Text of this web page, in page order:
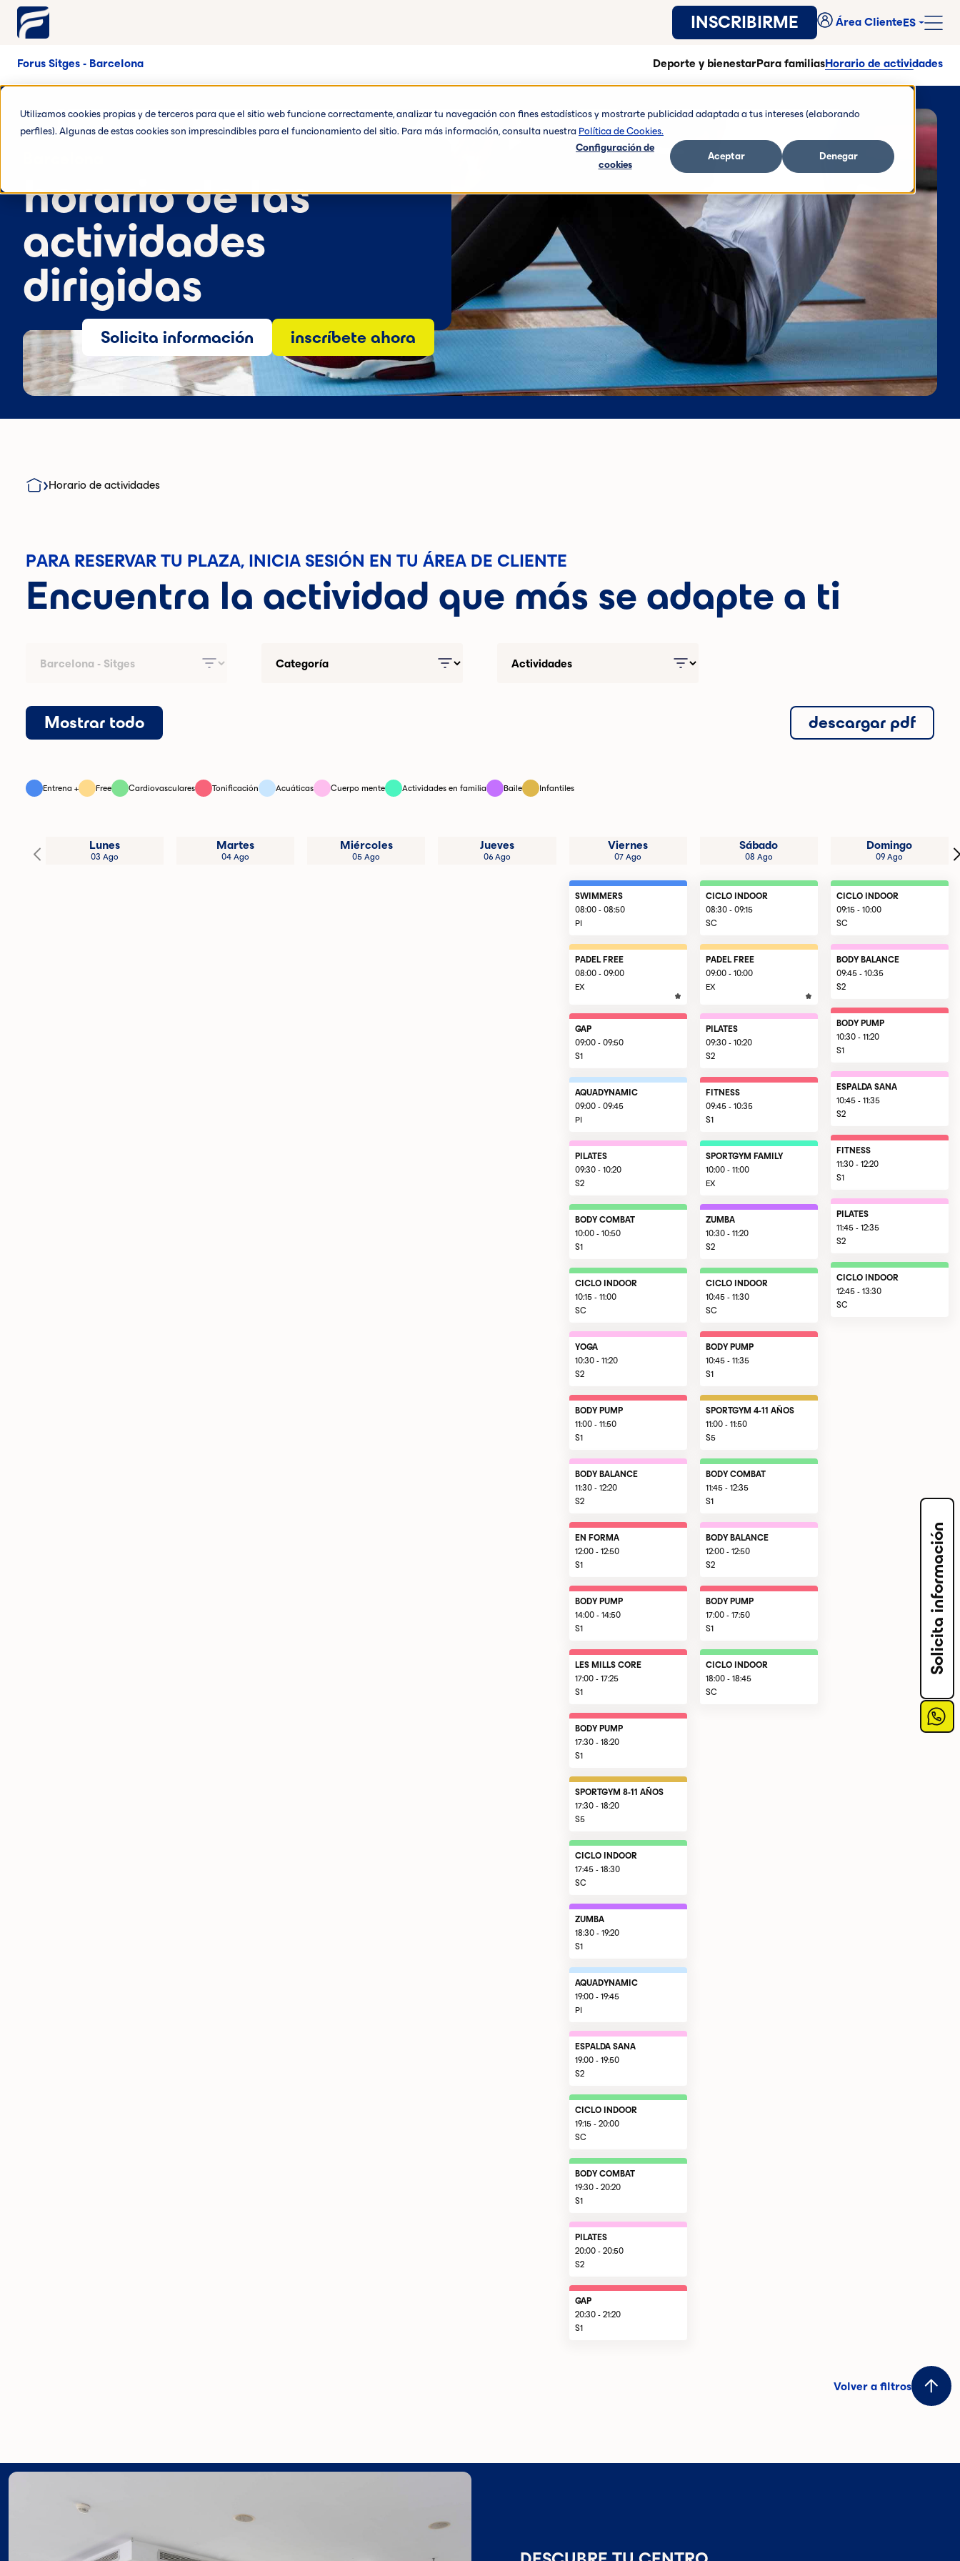
Utilizamos cookies propias y de terceros para que el sitio web funcione correctamente, analizar tu navegación con fines estadísticos y mostrarte publicidad adaptada a tus intereses (elaborando
perfiles). Algunas de estas cookies son imprescindibles para el funcionamiento del sitio. Para más información, consulta nuestra Política de Cookies.
Configuración de
cookies
Aceptar Denegar
INSCRIBIRME Área ClienteES
Forus Sitges - Barcelona Deporte y bienestarPara familiasHorario de actividades
horario de las
actividades
dirigidas
Solicita información inscríbete ahora
Horario de actividades
PARA RESERVAR TU PLAZA, INICIA SESIÓN EN TU ÁREA DE CLIENTE
Encuentra la actividad que más se adapte a ti
Mostrar todo descargar pdf
Entrena + Free Cardiovasculares Tonificación Acuáticas Cuerpo mente Actividades en familia Baile Infantiles
Lunes
03 Ago
Martes
04 Ago
Miércoles
05 Ago
Jueves
06 Ago
Viernes
07 Ago
SWIMMERS
08:00 - 08:50
PI
PADEL FREE
08:00 - 09:00
EX
GAP
09:00 - 09:50
S1
AQUADYNAMIC
09:00 - 09:45
PI
PILATES
09:30 - 10:20
S2
BODY COMBAT
10:00 - 10:50
S1
CICLO INDOOR
10:15 - 11:00
SC
YOGA
10:30 - 11:20
S2
BODY PUMP
11:00 - 11:50
S1
BODY BALANCE
11:30 - 12:20
S2
EN FORMA
12:00 - 12:50
S1
BODY PUMP
14:00 - 14:50
S1
LES MILLS CORE
17:00 - 17:25
S1
BODY PUMP
17:30 - 18:20
S1
SPORTGYM 8-11 AÑOS
17:30 - 18:20
S5
CICLO INDOOR
17:45 - 18:30
SC
ZUMBA
18:30 - 19:20
S1
AQUADYNAMIC
19:00 - 19:45
PI
ESPALDA SANA
19:00 - 19:50
S2
CICLO INDOOR
19:15 - 20:00
SC
BODY COMBAT
19:30 - 20:20
S1
PILATES
20:00 - 20:50
S2
GAP
20:30 - 21:20
S1
Sábado
08 Ago
CICLO INDOOR
08:30 - 09:15
SC
PADEL FREE
09:00 - 10:00
EX
PILATES
09:30 - 10:20
S2
FITNESS
09:45 - 10:35
S1
SPORTGYM FAMILY
10:00 - 11:00
EX
ZUMBA
10:30 - 11:20
S2
CICLO INDOOR
10:45 - 11:30
SC
BODY PUMP
10:45 - 11:35
S1
SPORTGYM 4-11 AÑOS
11:00 - 11:50
S5
BODY COMBAT
11:45 - 12:35
S1
BODY BALANCE
12:00 - 12:50
S2
BODY PUMP
17:00 - 17:50
S1
CICLO INDOOR
18:00 - 18:45
SC
Domingo
09 Ago
CICLO INDOOR
09:15 - 10:00
SC
BODY BALANCE
09:45 - 10:35
S2
BODY PUMP
10:30 - 11:20
S1
ESPALDA SANA
10:45 - 11:35
S2
FITNESS
11:30 - 12:20
S1
PILATES
11:45 - 12:35
S2
CICLO INDOOR
12:45 - 13:30
SC
Volver a filtros
Solicita información